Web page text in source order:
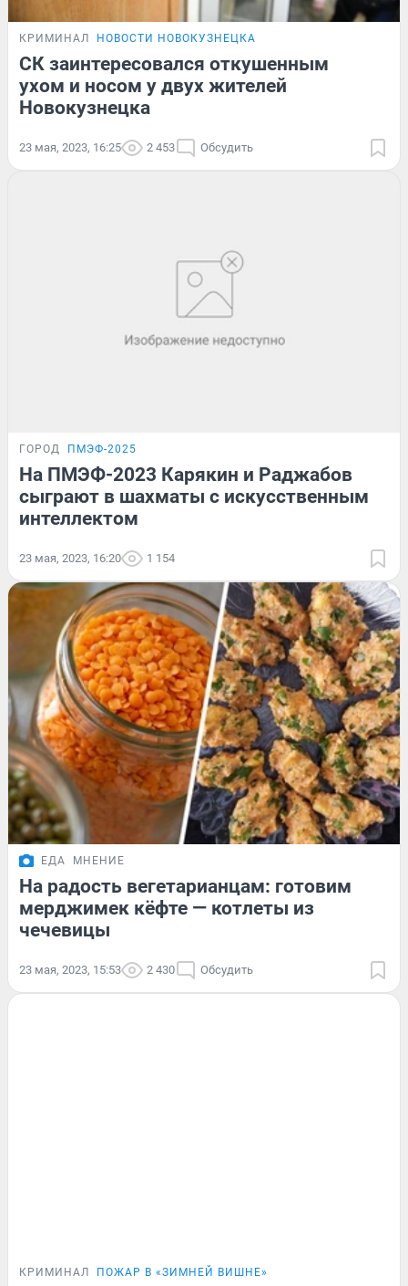
КРИМИНАЛ НОВОСТИ НОВОКУЗНЕЦКА
СК заинтересовался откушенным
ухом и носом у двух жителей
Новокузнецка
23 мая, 2023, 16:25 2 453 Обсудить
ГОРОД ПМЭФ-2025
На ПМЭФ-2023 Карякин и Раджабов
сыграют в шахматы с искусственным
интеллектом
23 мая, 2023, 16:20 1 154
ЕДА МНЕНИЕ
На радость вегетарианцам: готовим
мерджимек кёфте — котлеты из
чечевицы
23 мая, 2023, 15:53 2 430 Обсудить
КРИМИНАЛ ПОЖАР В «ЗИМНЕЙ ВИШНЕ»